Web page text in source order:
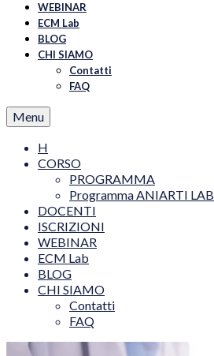
WEBINAR
ECM Lab
BLOG
CHI SIAMO
Contatti
FAQ
Menu
H
CORSO
PROGRAMMA
Programma ANIARTI LAB
DOCENTI
ISCRIZIONI
WEBINAR
ECM Lab
BLOG
CHI SIAMO
Contatti
FAQ